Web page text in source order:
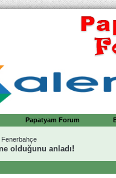
Papatyam Forum
Fenerbahçe
olduğunu anladı!